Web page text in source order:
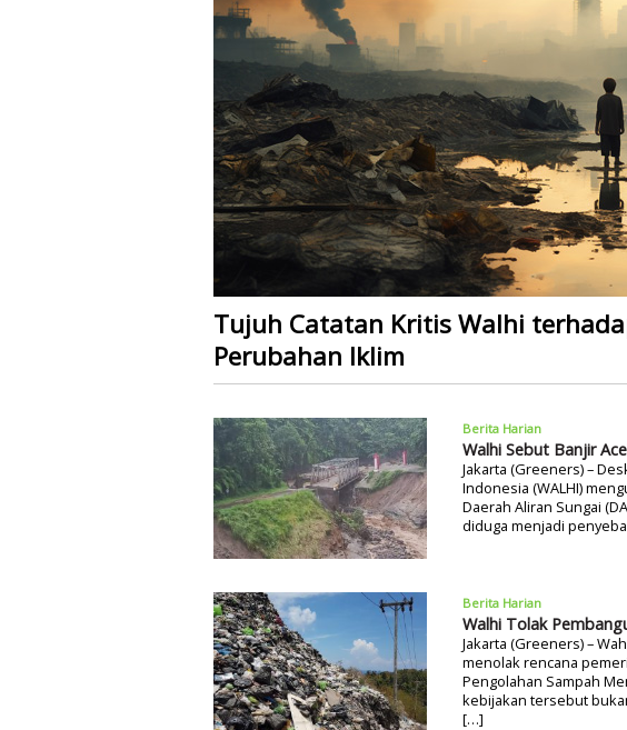
Tujuh Catatan Kritis Walhi
Perubahan Iklim
Berita Harian
Walhi Sebut Banjir
Jakarta (Greeners) –
Indonesia (WALHI)
Daerah Aliran Sungai
diduga menjadi
Berita Harian
Walhi Tolak
Jakarta (Greeners) –
menolak rencana
Pengolahan Sampah
kebijakan tersebut
[…]